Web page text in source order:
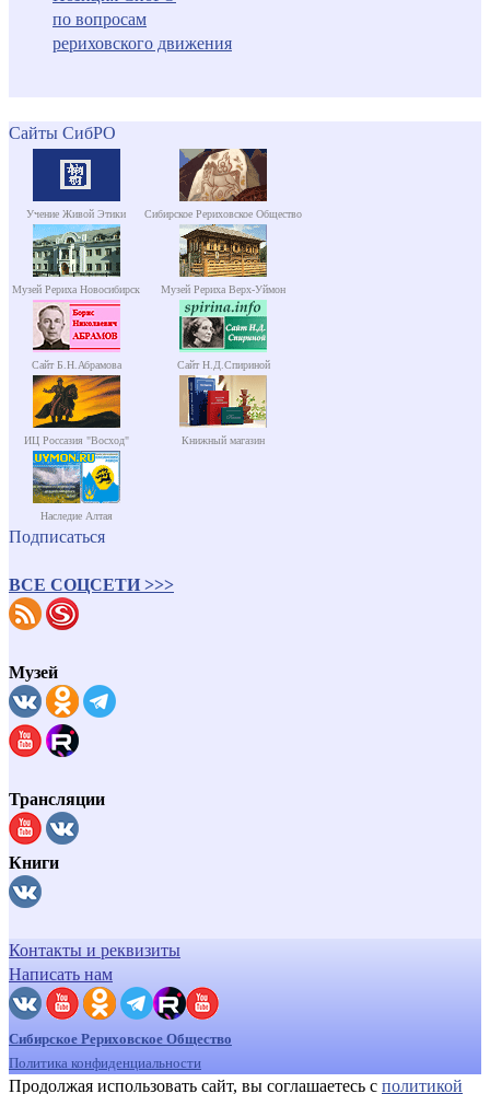
по вопросам
рериховского движения
Сайты СибРО
Учение Живой Этики Сибирское Рериховское Общество
Музей Рериха Новосибирск Музей Рериха Верх-Уймон
Сайт Б.Н.Абрамова Сайт Н.Д.Спириной
ИЦ Россазия "Восход" Книжный магазин
Наследие Алтая
Подписаться
ВСЕ СОЦСЕТИ >>>
Музей
Трансляции
Книги
Контакты и реквизиты
Написать нам
Сибирское Рериховское Общество
Политика конфиденциальности
Продолжая использовать сайт, вы соглашаетесь с политикой